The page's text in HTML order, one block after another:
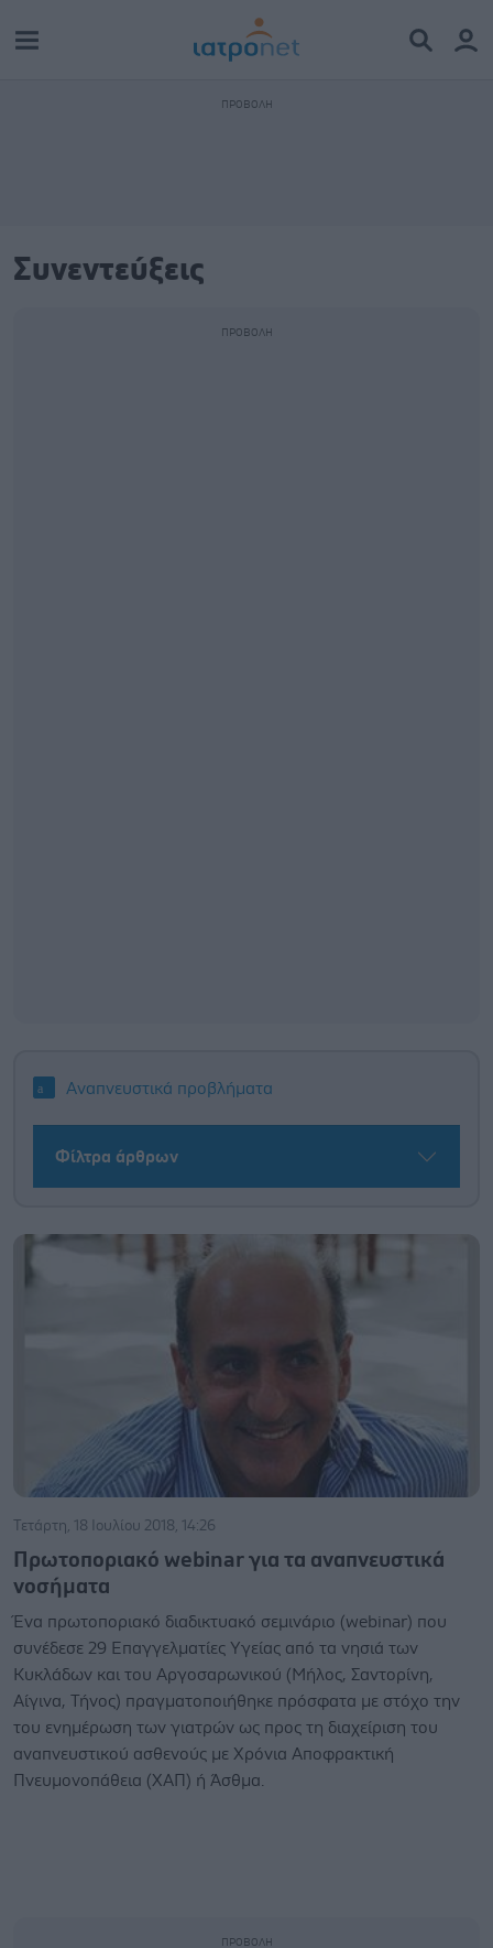
Συνεντεύξεις
Αναπνευστικά προβλήματα
Φίλτρα άρθρων
Τετάρτη, 18 Ιουλίου 2018, 14:26
Πρωτοποριακό webinar για τα αναπνευστικά
νοσήματα
Ένα πρωτοποριακό διαδικτυακό σεμινάριο (webinar) που
συνέδεσε 29 Επαγγελματίες Υγείας από τα νησιά των
Κυκλάδων και του Αργοσαρωνικού (Μήλος, Σαντορίνη,
Αίγινα, Τήνος) πραγματοποιήθηκε πρόσφατα με στόχο την
του ενημέρωση των γιατρών ως προς τη διαχείριση του
αναπνευστικού ασθενούς με Χρόνια Αποφρακτική
Πνευμονοπάθεια (XAΠ) ή Άσθμα.